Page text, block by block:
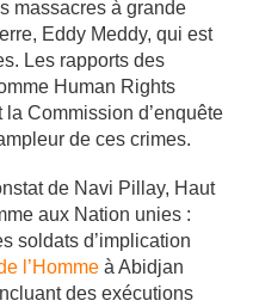
massacres à grande
Eddy Meddy, qui est
Les rapports des
Human Rights
Commission d’enquête
de ces crimes.
de Navi Pillay, Haut
aux Nation unies :
soldats d’implication
l’Homme à Abidjan
des exécutions